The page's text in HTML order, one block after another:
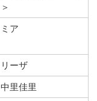
＞
ミア
リーザ
中里佳里